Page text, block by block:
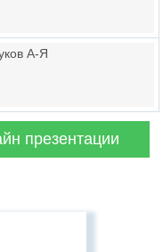
А-Я
презентации